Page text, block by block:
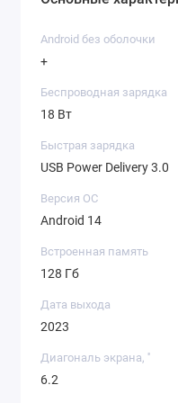
Android без оболочки
+
Беспроводная зарядка
18 Вт
Быстрая зарядка
USB Power Delivery 3.0
Версия ОС
Android 14
Встроенная память
128 Гб
Дата выхода
2023
Диагональ экрана, ''
6.2